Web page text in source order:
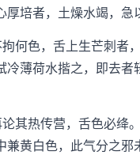
培者，土燥水竭，急
色，舌上生芒刺者
冷薄荷水揩之，即去者
热传营，舌色必绛
兼黄白色，此气分之邪